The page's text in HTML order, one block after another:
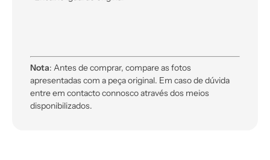
Nota: Antes de comprar, compare as fotos
apresentadas com a peça original. Em caso de dúvida
entre em contacto connosco através dos meios
disponibilizados.